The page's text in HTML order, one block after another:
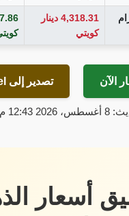
100 جرام
4,318.31 دينار
كويتي
الآن تصدير إلى Excel
12:43 م
أسعار